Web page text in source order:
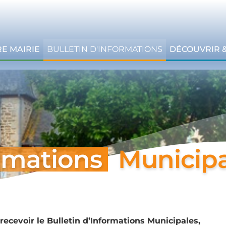
MAIRIE BULLETIN D'INFORMATIONS DÉCOUVRIR
le Bulletin d’Informations Municipales,